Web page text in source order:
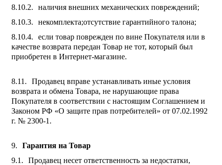
наличия внешних механических повреждений;
некомплекта;отсутствие гарантийного талона;
если товар поврежден по вине Покупателя или в
качестве возврата передан Товар не тот, который был
приобретен в Интернет-магазине.
Продавец вправе устанавливать иные условия
возврата и обмена Товара, не нарушающие права
Покупателя в соответствии с настоящим Соглашением и
Законом РФ «О защите прав потребителей» от 07.02.1992
г. № 2300-1.
Гарантия на Товар
Продавец несет ответственность за недостатки,